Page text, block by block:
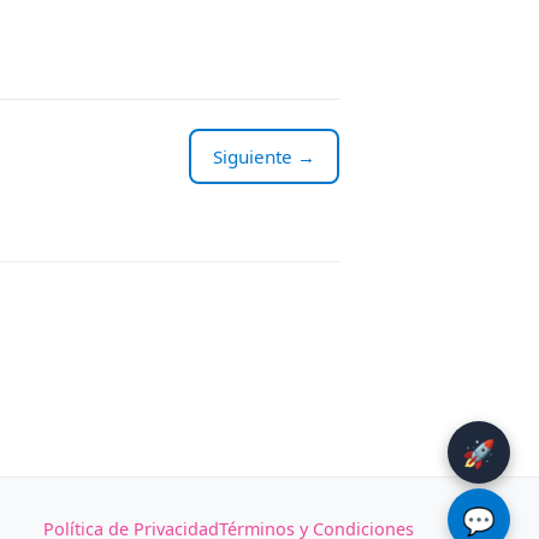
Siguiente →
🚀
💬
Política de PrivacidadTérminos y Condiciones